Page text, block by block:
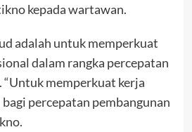
kepada wartawan.
adalah untuk memperkuat
dalam rangka percepatan
“Untuk memperkuat kerja
percepatan pembangunan